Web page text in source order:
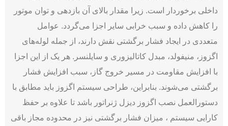
داخلی برخوردار است. زیرا مقدار بالای آن بازدهی و توان موتور
را کاهش داده و سبب خرابی سایر اجزا می‌­گردد. عوامل
متعددی در ایجاد فشار برگشتی نقش دارند، از جمله لوله‌های
اگزوز، منیفولد، مبدل کاتالیزوری و سایلنسر. هر یک از این اجزا
با افزایش مقاومت در مسیر خروج گاز، سبب افزایش فشار
برگشتی می‌شوند. بنابراین، طراحی سیستم اگزوز باید مطابق با
دستورالعمل نصب اگزوز دیزل ژنراتور باشد تا علاوه بر حفظ
کارایی سیستم ، میزان فشار برگشتی نیز در محدوده مجاز باقی